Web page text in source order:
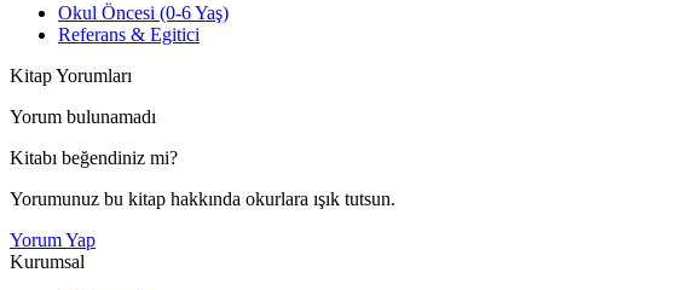
Okul Öncesi (0-6 Yaş)
Referans & Egitici
Kitap Yorumları
Yorum bulunamadı
Kitabı beğendiniz mi?
Yorumunuz bu kitap hakkında okurlara ışık tutsun.
Yorum Yap
Kurumsal